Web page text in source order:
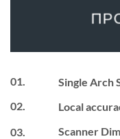
01.
Single Arch
02.
Local
03.
Scanner